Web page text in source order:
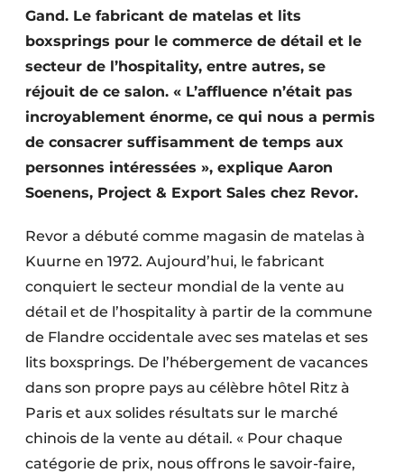
Gand. Le fabricant de matelas et lits
boxsprings pour le commerce de détail et le
secteur de l’hospitality, entre autres, se
réjouit de ce salon. « L’affluence n’était pas
incroyablement énorme, ce qui nous a permis
de consacrer suffisamment de temps aux
personnes intéressées », explique Aaron
Soenens, Project & Export Sales chez Revor.
Revor a débuté comme magasin de matelas à
Kuurne en 1972. Aujourd’hui, le fabricant
conquiert le secteur mondial de la vente au
détail et de l’hospitality à partir de la commune
de Flandre occidentale avec ses matelas et ses
lits boxsprings. De l’hébergement de vacances
dans son propre pays au célèbre hôtel Ritz à
Paris et aux solides résultats sur le marché
chinois de la vente au détail. « Pour chaque
catégorie de prix, nous offrons le savoir-faire,